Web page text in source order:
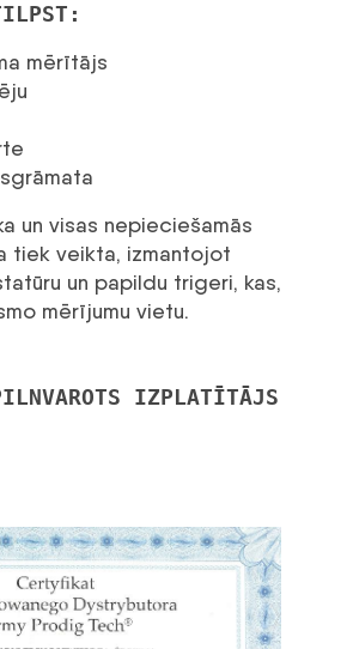
mērītājs
un visas nepieciešamās
tiek veikta, izmantojot
un papildu trigeri, kas,
mērījumu vietu.
IZPLATĪTĀJS